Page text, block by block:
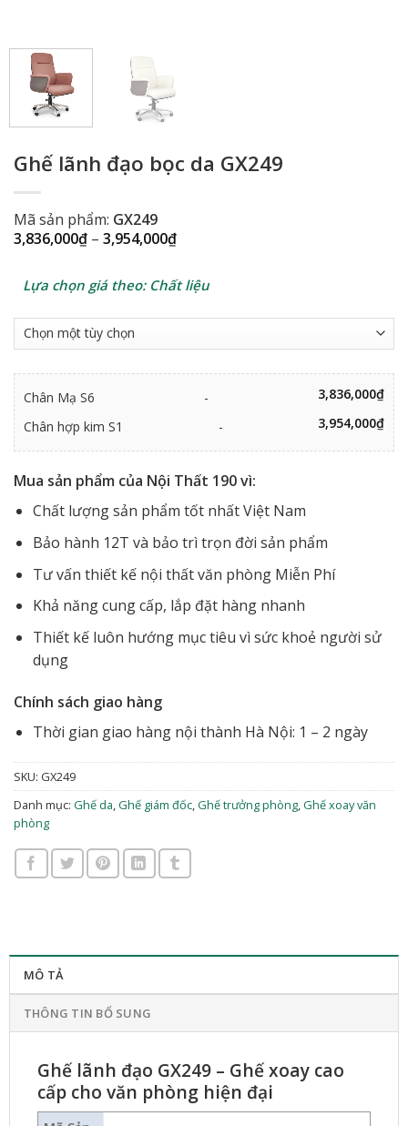
Ghế lãnh đạo bọc da GX249
Mã sản phẩm: GX249
3,836,000₫ – 3,954,000₫Khoảng
giá:
3,836,000₫
đến
Lựa chọn giá theo: Chất liệu
Chân Mạ S6 - 3,836,000₫
Chân hợp kim S1
- 3,954,000₫
Mua sản phẩm của Nội Thất 190 vì:
Chất lượng sản phẩm tốt nhất Việt Nam
Bảo hành 12T và bảo trì trọn đời sản phẩm
Tư vấn thiết kế nội thất văn phòng Miễn Phí
Khả năng cung cấp, lắp đặt hàng nhanh
Thiết kế luôn hướng mục tiêu vì sức khoẻ người sử
dụng
Chính sách giao hàng
Thời gian giao hàng nội thành Hà Nội: 1 – 2 ngày
SKU: GX249
Danh mục: Ghế da, Ghế giám đốc, Ghế trưởng phòng, Ghế xoay văn
phòng
MÔ TẢ
THÔNG TIN BỔ SUNG
Ghế lãnh đạo GX249 – Ghế xoay cao
cấp cho văn phòng hiện đại